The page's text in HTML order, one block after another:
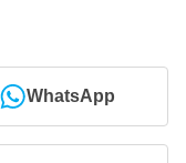
WhatsApp